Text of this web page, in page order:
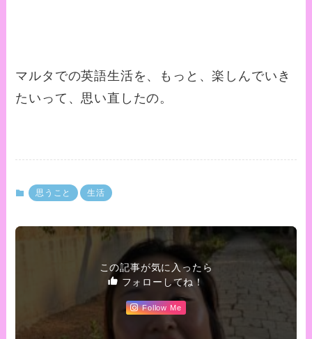
マルタでの英語生活を、もっと、楽しんでいき
たいって、思い直したの。
思うこと 生活
この記事が気に入ったら
フォローしてね！
Follow Me